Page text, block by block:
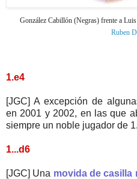
González Cabillón (Negras) frente a
Ruben
1.e4
[JGC] A excepción de
en 2001 y 2002, en las que
siempre un noble jugador de
1...d6
[JGC] Una movida de casilla